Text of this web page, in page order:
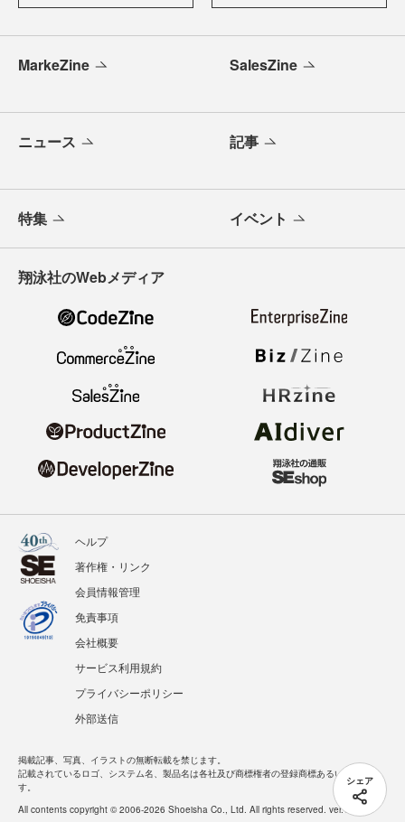
シェア
MarkeZine SalesZine
ニュース 記事
特集 イベント
翔泳社のWebメディア
ヘルプ
著作権・リンク
会員情報管理
免責事項
会社概要
サービス利用規約
プライバシーポリシー
外部送信
掲載記事、写真、イラストの無断転載を禁じます。
記載されているロゴ、システム名、製品名は各社及び商標権者の登録商標あるいは商標で
す。
All contents copyright © 2006-2026 Shoeisha Co., Ltd. All rights reserved. ver.1.5